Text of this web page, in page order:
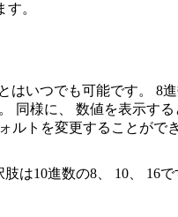
。
はいつでも可能です。 8
同様に、 数値を表示す
ルトを変更することがで
は10進数の8、 10、 16で